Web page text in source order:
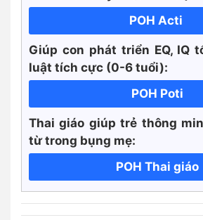
POH Acti
Giúp con phát triển EQ, IQ
luật tích cực (0-6 tuổi):
POH Poti
Thai giáo giúp trẻ thông
từ trong bụng mẹ:
POH Thai giáo